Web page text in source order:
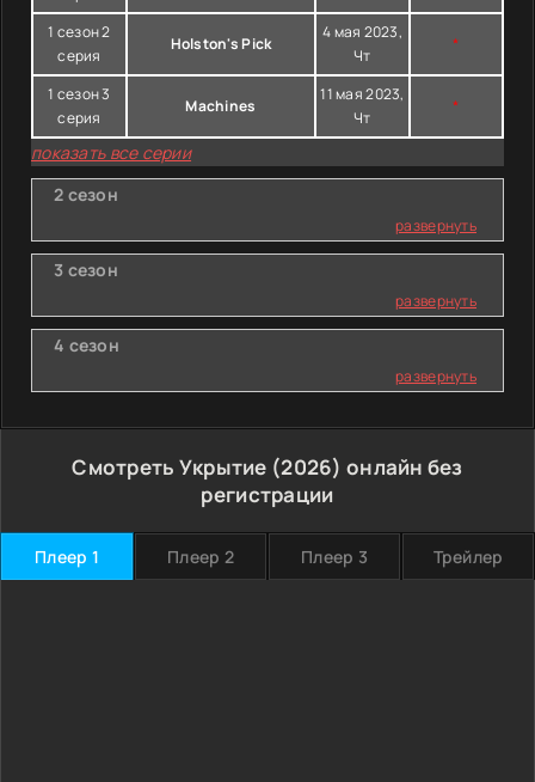
1 сезон 2
серия
Holston's Pick
4 мая 2023,
Чт
*
1 сезон 3
серия
Machines
11 мая 2023,
Чт
*
показать все серии
2 сезон
развернуть
3 сезон
развернуть
4 сезон
развернуть
Смотреть Укрытие (2026) онлайн без
регистрации
Плеер 1 Плеер 2 Плеер 3 Трейлер